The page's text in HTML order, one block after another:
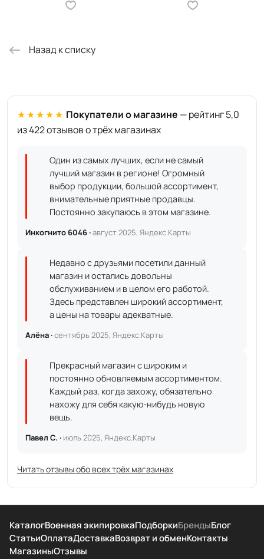
Назад к списку
★★★★★ Покупатели о магазине — рейтинг 5,0
из 422 отзывов о трёх магазинах
Один из самых лучших, если не самый
лучший магазин в регионе! Огромный
выбор продукции, большой ассортимент,
внимательные приятные продавцы.
Постоянно закупаюсь в этом магазине.
Инкогнито 6046 ·август 2025, Яндекс.Карты
Недавно с друзьями посетили данный
магазин и остались довольны
обслуживанием и в целом его работой.
Здесь представлен широкий ассортимент,
а цены на товары адекватные.
Алёна ·сентябрь 2025, Яндекс.Карты
Прекрасный магазин с широким и
постоянно обновляемым ассортиментом.
Каждый раз, когда захожу, обязательно
нахожу для себя какую-нибудь новую
вещь.
Павел С. · июль 2025, Яндекс.Карты
Читать отзывы обо всех трёх магазинах
КаталогВоенная экипировкаПодборкиБрендыБлог
СтатьиОплатаДоставкаВозврат и обменКонтакты
МагазиныОтзывы